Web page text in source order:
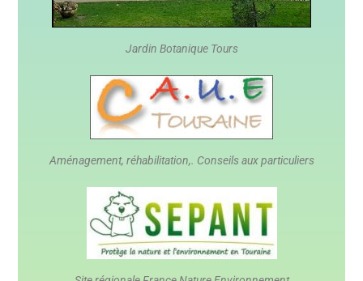
Jardin Botanique Tours
Aménagement, réhabilitation,. Conseils aux particuliers